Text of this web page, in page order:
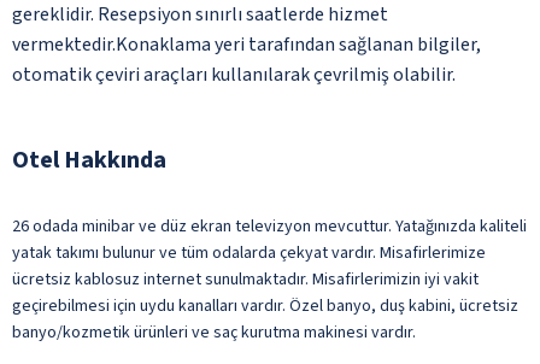
gereklidir. Resepsiyon sınırlı saatlerde hizmet
vermektedir.Konaklama yeri tarafından sağlanan bilgiler,
otomatik çeviri araçları kullanılarak çevrilmiş olabilir.
Otel Hakkında
26 odada minibar ve düz ekran televizyon mevcuttur. Yatağınızda kaliteli
yatak takımı bulunur ve tüm odalarda çekyat vardır. Misafirlerimize
ücretsiz kablosuz internet sunulmaktadır. Misafirlerimizin iyi vakit
geçirebilmesi için uydu kanalları vardır. Özel banyo, duş kabini, ücretsiz
banyo/kozmetik ürünleri ve saç kurutma makinesi vardır.